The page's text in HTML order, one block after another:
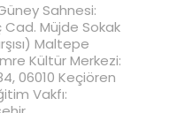
Sahnesi:
Müjde Sokak
Maltepe
Kültür Merkezi:
06010 Keçiören
Vakfı: